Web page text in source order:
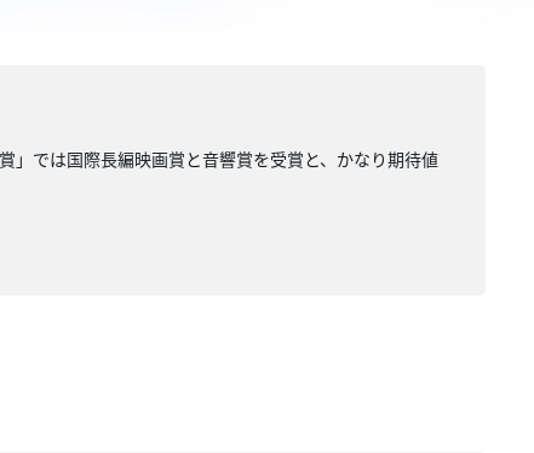
」では国際長編映画賞と音響賞を受賞と、かなり期待値